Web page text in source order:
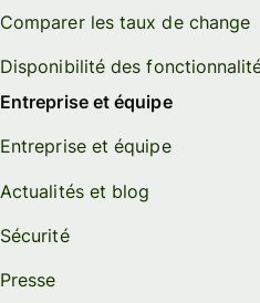
Comparer les taux de change
Disponibilité des
Entreprise et équipe
Entreprise et équipe
Actualités et blog
Sécurité
Presse